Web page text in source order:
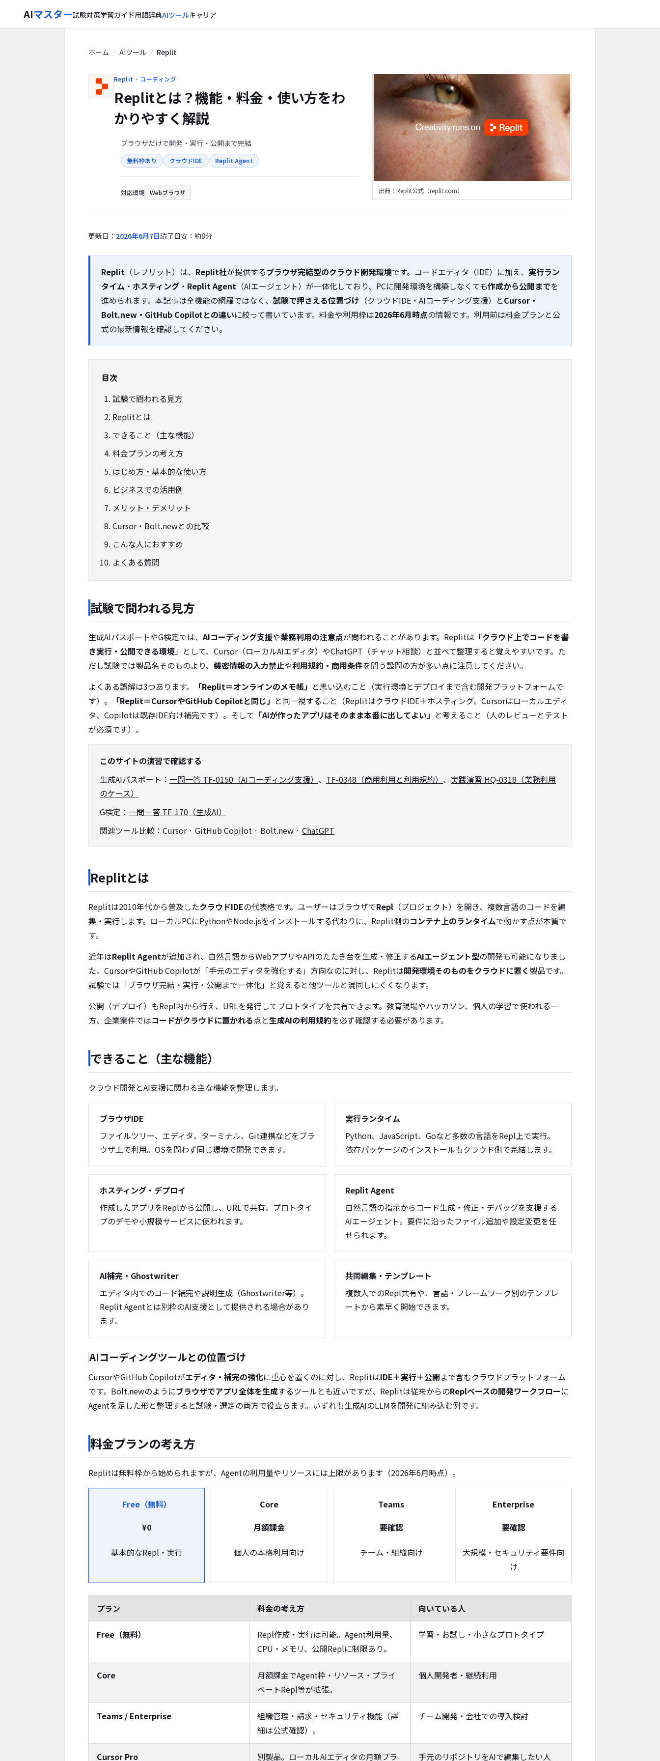
AIマスター試験対策学習ガイド用語辞典AIツールキャリア
ホーム AIツール Replit
Replit · コーディング
Replitとは？機能・料金・使い方をわ
かりやすく解説
ブラウザだけで開発・実行・公開まで完結
無料枠あり クラウドIDE Replit Agent
対応環境 Webブラウザ 出典：Replit公式（replit.com）
更新日： 2026年6月7日読了目安：約8分
Replit （レプリット）は、 Replit社が提供するブラウザ完結型のクラウド開発環境です。コードエディタ（IDE）に加え、 実行ラン
タイム ・ ホスティング ・ Replit Agent （AIエージェント）が一体化しており、PCに開発環境を構築しなくても作成から公開までを
進められます。本記事は全機能の網羅ではなく、 試験で押さえる位置づけ （クラウドIDE・AIコーディング支援）とCursor・
Bolt.new・GitHub Copilotとの違いに絞って書いています。料金や利用枠は2026年6月時点の情報です。利用前は料金プランと公
式の最新情報を確認してください。
目次
試験で問われる見方
Replitとは
できること（主な機能）
料金プランの考え方
はじめ方・基本的な使い方
ビジネスでの活用例
メリット・デメリット
Cursor・Bolt.newとの比較
こんな人におすすめ
よくある質問
試験で問われる見方
生成AIパスポートやG検定では、AIコーディング支援や業務利用の注意点が問われることがあります。Replitは「クラウド上でコードを書
き実行・公開できる環境」として、 Cursor（ローカルAIエディタ）やChatGPT （チャット相談）と並べて整理すると覚えやすいです。た
だし試験では製品名そのものより、 機密情報の入力禁止や利用規約・商用条件を問う設問の方が多い点に注意してください。
よくある誤解は3つあります。
「Replit＝オンラインのメモ帳」 と思い込むこと（実行環境とデプロイまで含む開発プラットフォームで
す）。
「Replit＝CursorやGitHub Copilotと同じ」 と同一視すること（ReplitはクラウドIDE＋ホスティング、Cursorはローカルエディ
タ、Copilotは既存IDE向け補完です）。そして 「AIが作ったアプリはそのまま本番に出してよい」 と考えること（人のレビューとテスト
が必須です）。
このサイトの演習で確認する
生成AIパスポート： 一問一答 TF-0150（AIコーディング支援） 、 TF-0348（商用利用と利用規約） 、 実践演習 HQ-0318（業務利用
のケース）
G検定： 一問一答 TF-170（生成AI）
関連ツール比較：Cursor · GitHub Copilot · Bolt.new · ChatGPT
Replitとは
Replitは2010年代から普及したクラウドIDEの代表格です。ユーザーはブラウザでRepl （プロジェクト）を開き、複数言語のコードを編
集・実行します。ローカルPCにPythonやNode.jsをインストールする代わりに、Replit側のコンテナ上のランタイムで動かす点が本質で
す。
近年はReplit Agentが追加され、自然言語からWebアプリやAPIのたたき台を生成・修正するAIエージェント型の開発も可能になりまし
た。CursorやGitHub Copilotが「手元のエディタを強化する」方向なのに対し、Replitは開発環境そのものをクラウドに置く 製品です。
試験では「ブラウザ完結・実行・公開まで一体化」と覚えると他ツールと混同しにくくなります。
公開（デプロイ）もRepl内から行え、URLを発行してプロトタイプを共有できます。教育現場やハッカソン、個人の学習で使われる一
方、企業案件ではコードがクラウドに置かれる点と生成AIの利用規約を必ず確認する必要があります。
できること（主な機能）
クラウド開発とAI支援に関わる主な機能を整理します。
ブラウザIDE
ファイルツリー、エディタ、ターミナル、Git連携などをブラ
ウザ上で利用。OSを問わず同じ環境で開発できます。
実行ランタイム
Python、JavaScript、Goなど多数の言語をRepl上で実行。
依存パッケージのインストールもクラウド側で完結します。
ホスティング・デプロイ
作成したアプリをReplから公開し、URLで共有。プロトタイ
プのデモや小規模サービスに使われます。
Replit Agent
自然言語の指示からコード生成・修正・デバッグを支援する
AIエージェント。要件に沿ったファイル追加や設定変更を任
せられます。
AI補完・Ghostwriter
エディタ内でのコード補完や説明生成（Ghostwriter等）。
Replit Agentとは別枠のAI支援として提供される場合があり
ます。
共同編集・テンプレート
複数人でのRepl共有や、言語・フレームワーク別のテンプレ
ートから素早く開始できます。
AIコーディングツールとの位置づけ
CursorやGitHub Copilotがエディタ・補完の強化に重心を置くのに対し、ReplitはIDE＋実行＋公開まで含むクラウドプラットフォーム
です。Bolt.newのようにブラウザでアプリ全体を生成するツールとも近いですが、Replitは従来からのReplベースの開発ワークフローに
Agentを足した形と整理すると試験・選定の両方で役立ちます。いずれも生成AIのLLMを開発に組み込む例です。
料金プランの考え方
Replitは無料枠から始められますが、Agentの利用量やリソースには上限があります（2026年6月時点）。
Free（無料）
¥0
基本的なRepl・実行
Core
月額課金
個人の本格利用向け
Teams
要確認
チーム・組織向け
Enterprise
要確認
大規模・セキュリティ要件向
け
プラン 料金の考え方 向いている人
Free（無料）
Repl作成・実行は可能。Agent利用量、
CPU・メモリ、公開Replに制限あり。
学習・お試し・小さなプロトタイプ
Core
月額課金でAgent枠・リソース・プライ
ベートRepl等が拡張。
個人開発者・継続利用
Teams / Enterprise
組織管理・請求・セキュリティ機能（詳
細は公式確認）。
チーム開発・会社での導入検討
Cursor Pro 別製品。ローカルAIエディタの月額プラ 手元のリポジトリをAIで編集したい人